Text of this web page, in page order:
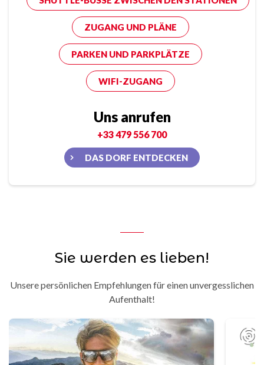
ZUGANG UND PLÄNE
PARKEN UND PARKPLÄTZE
WIFI-ZUGANG
Uns anrufen
+33 479 556 700
DAS DORF ENTDECKEN
Sie werden es lieben!
Unsere persönlichen Empfehlungen für einen unvergesslichen
Aufenthalt!